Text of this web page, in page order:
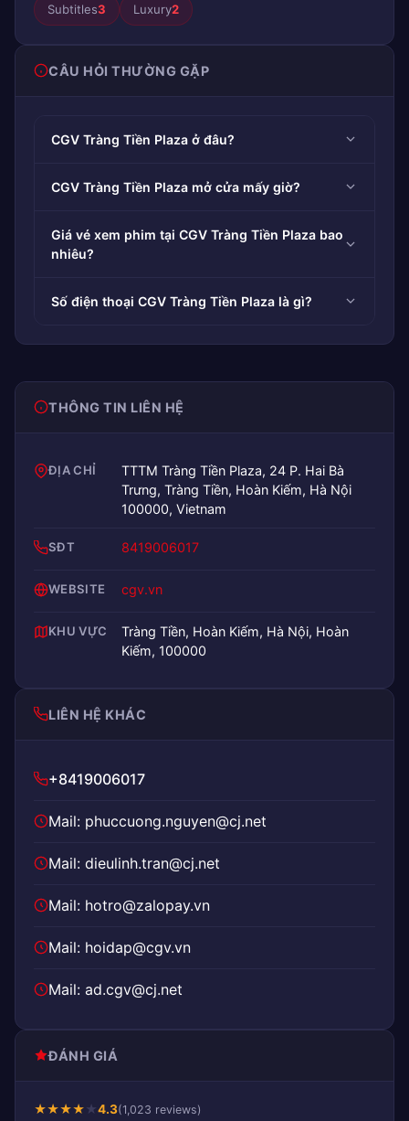
Subtitles3 Luxury2
CÂU HỎI THƯỜNG GẶP
CGV Tràng Tiền Plaza ở đâu?
CGV Tràng Tiền Plaza mở cửa mấy giờ?
Giá vé xem phim tại CGV Tràng Tiền Plaza bao
nhiêu?
Số điện thoại CGV Tràng Tiền Plaza là gì?
THÔNG TIN LIÊN HỆ
ĐỊA CHỈ
TTTM Tràng Tiền Plaza, 24 P. Hai Bà
Trưng, Tràng Tiền, Hoàn Kiếm, Hà Nội
100000, Vietnam
SĐT 8419006017
WEBSITE cgv.vn
KHU VỰC
Tràng Tiền, Hoàn Kiếm, Hà Nội, Hoàn
Kiếm, 100000
LIÊN HỆ KHÁC
+8419006017
Mail: phuccuong.nguyen@cj.net
Mail: dieulinh.tran@cj.net
Mail: hotro@zalopay.vn
Mail: hoidap@cgv.vn
Mail: ad.cgv@cj.net
ĐÁNH GIÁ
★★★★★4.3(1,023 reviews)